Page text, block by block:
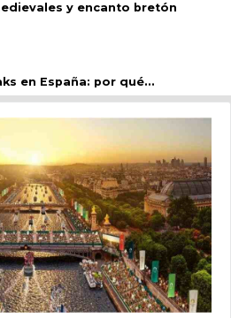
y encanto bretón
en España: por qué...